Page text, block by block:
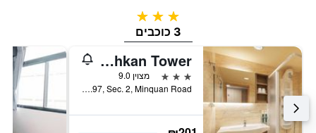
3 כוכבים
3 כוכבים
Kindness Hotel - Tainan Chihkan Tower
3 כוכבים
מצוין 9.0
No.97, Sec. 2, Minquan Road, טאינאן, טייוואן